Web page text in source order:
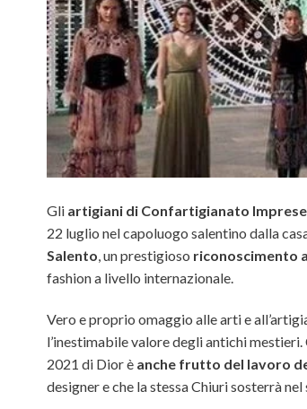
Gli artigiani di Confartigianato
22 luglio nel capoluogo salentino dalla
Salento, un prestigioso riconoscimento
fashion a livello internazionale.
Vero e proprio omaggio alle arti e
l’inestimabile valore degli antichi mestieri.
2021 di Dior è anche frutto del lavoro
designer e che la stessa Chiuri sosterrà